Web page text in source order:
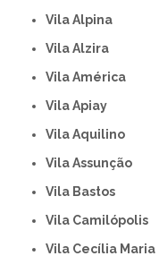
Vila Alpina
Vila Alzira
Vila América
Vila Apiay
Vila Aquilino
Vila Assunção
Vila Bastos
Vila Camilópolis
Vila Cecília Maria